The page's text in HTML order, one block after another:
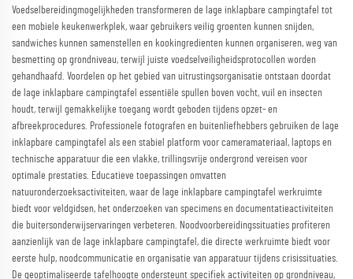
Voedselbereidingmogelijkheden transformeren de lage inklapbare campingtafel tot
een mobiele keukenwerkplek, waar gebruikers veilig groenten kunnen snijden,
sandwiches kunnen samenstellen en kookingredienten kunnen organiseren, weg van
besmetting op grondniveau, terwijl juiste voedselveiligheidsprotocollen worden
gehandhaafd. Voordelen op het gebied van uitrustingsorganisatie ontstaan doordat
de lage inklapbare campingtafel essentiële spullen boven vocht, vuil en insecten
houdt, terwijl gemakkelijke toegang wordt geboden tijdens opzet- en
afbreekprocedures. Professionele fotografen en buitenliefhebbers gebruiken de lage
inklapbare campingtafel als een stabiel platform voor cameramateriaal, laptops en
technische apparatuur die een vlakke, trillingsvrije ondergrond vereisen voor
optimale prestaties. Educatieve toepassingen omvatten
natuuronderzoeksactiviteiten, waar de lage inklapbare campingtafel werkruimte
biedt voor veldgidsen, het onderzoeken van specimens en documentatieactiviteiten
die buitersonderwijservaringen verbeteren. Noodvoorbereidingssituaties profiteren
aanzienlijk van de lage inklapbare campingtafel, die directe werkruimte biedt voor
eerste hulp, noodcommunicatie en organisatie van apparatuur tijdens crisissituaties.
De geoptimaliseerde tafelhoogte ondersteunt specifiek activiteiten op grondniveau,